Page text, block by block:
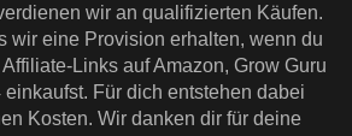
wir an qualifizierten Käufen.
wir eine Provision erhalten, wenn du
Links auf Amazon, Grow Guru
Für dich entstehen dabei
Kosten. Wir danken dir für deine